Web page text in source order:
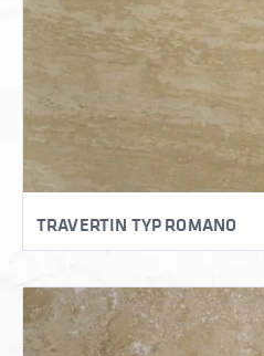
TRAVERTIN TYP ROMANO